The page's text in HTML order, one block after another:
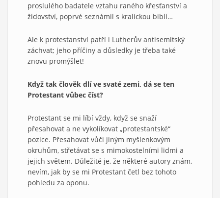
proslulého badatele vztahu raného křesťanství a
židovství, poprvé seznámil s kralickou biblí…
Ale k protestanství patří i Lutherův antisemitský
záchvat; jeho příčiny a důsledky je třeba také
znovu promýšlet!
Když tak člověk dlí ve svaté zemi, dá se ten
Protestant vůbec číst?
Protestant se mi líbí vždy, když se snaží
přesahovat a ne vykolíkovat „protestantské“
pozice. Přesahovat vůči jiným myšlenkovým
okruhům, střetávat se s mimokostelními lidmi a
jejich světem. Důležité je, že některé autory znám,
nevím, jak by se mi Protestant četl bez tohoto
pohledu za oponu.